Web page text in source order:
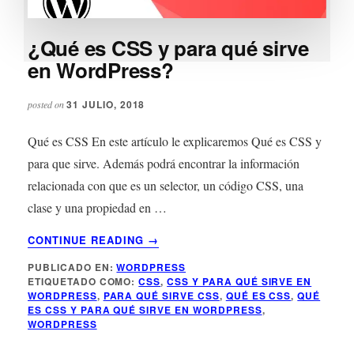
¿Qué es CSS y para qué sirve
en WordPress?
posted on31 JULIO, 2018
Qué es CSS En este artículo le explicaremos Qué es CSS y
para que sirve. Además podrá encontrar la información
relacionada con que es un selector, un código CSS, una
clase y una propiedad en …
CONTINUE READING
ACERCA
DE
¿QUÉ
ES
CSS
→
PUBLICADO EN:WORDPRESS
ETIQUETADO COMO:CSS,CSS Y PARA QUÉ SIRVE EN
WORDPRESS, PARA QUÉ SIRVE CSS, QUÉ ES CSS,QUÉ
ES CSS Y PARA QUÉ SIRVE EN WORDPRESS,
WORDPRESS